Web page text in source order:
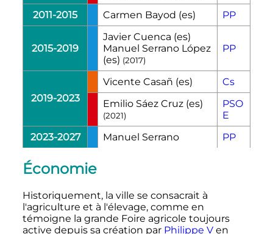
2011-2015 Carmen Bayod (es) PP
2015-2019
Javier Cuenca (es)
Manuel Serrano López
(es) (2017)
PP
2019-2023
Vicente Casañ (es)
Cs
Emilio Sáez Cruz (es)
(2021)
PSO
E
2023-2027
Manuel Serrano PP
Économie
Historiquement, la ville se consacrait à
l'agriculture et à l'élevage, comme en
témoigne la grande Foire agricole toujours
active depuis sa création par Philippe Ven